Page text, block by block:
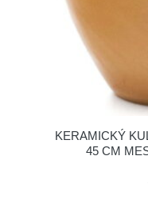
KERAMICKÝ
45 CM